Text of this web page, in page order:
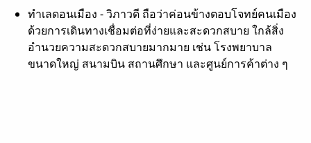
ทำเลดอนเมือง - วิภาวดี ถือว่าค่อนข้างตอบโจทย์คนเมือง
ด้วยการเดินทางเชื่อมต่อที่ง่ายและสะดวกสบาย ใกล้สิ่ง
อำนวยความสะดวกสบายมากมาย เช่น โรงพยาบาล
ขนาดใหญ่ สนามบิน สถานศึกษา และศูนย์การค้าต่าง ๆ